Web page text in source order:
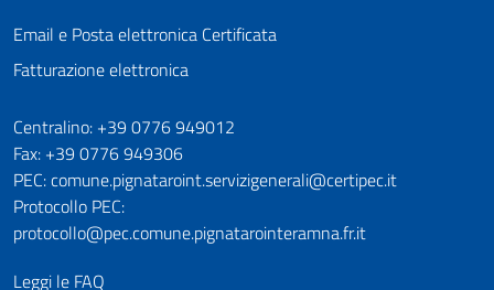
Email e Posta elettronica Certificata
Fatturazione elettronica
Numeri utili
Centralino: +39 0776 949012
Fax: +39 0776 949306
PEC: comune.pignataroint.servizigenerali@certipec.it
Protocollo PEC:
protocollo@pec.comune.pignatarointeramna.fr.it
Leggi le FAQ